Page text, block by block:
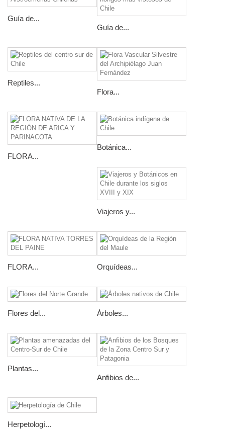
Guía de...
Guía de...
Reptiles...
Flora...
FLORA...
Botánica...
Viajeros y...
FLORA... Orquídeas...
Flores del... Árboles...
Plantas...
Anfibios de...
Herpetologí...